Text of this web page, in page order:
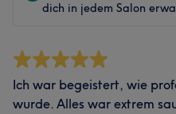
dich in jedem Salon
Ich war begeistert, wie
wurde. Alles war extrem